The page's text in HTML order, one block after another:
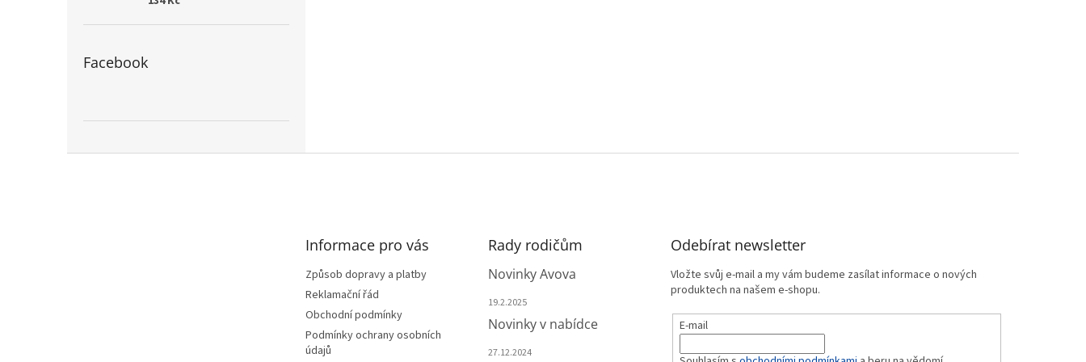
Facebook
Informace pro vás
Způsob dopravy a platby
Reklamační řád
Obchodní podmínky
Podmínky ochrany osobních
údajů
Rady rodičům
Novinky Avova
19.2.2025
Novinky v nabídce
27.12.2024
Odebírat newsletter
Vložte svůj e-mail a my vám budeme zasílat informace o nových
produktech na našem e-shopu.
E-mail